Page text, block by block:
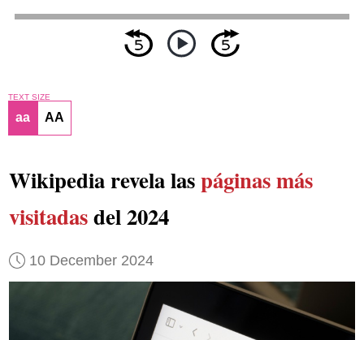
TEXT SIZE
aa AA
Wikipedia revela laspáginas más
visitadasdel 2024
10 December 2024